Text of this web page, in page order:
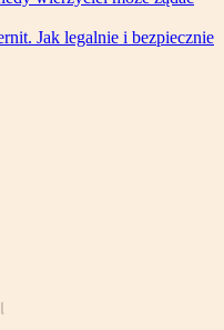
Jak legalnie i bezpiecznie